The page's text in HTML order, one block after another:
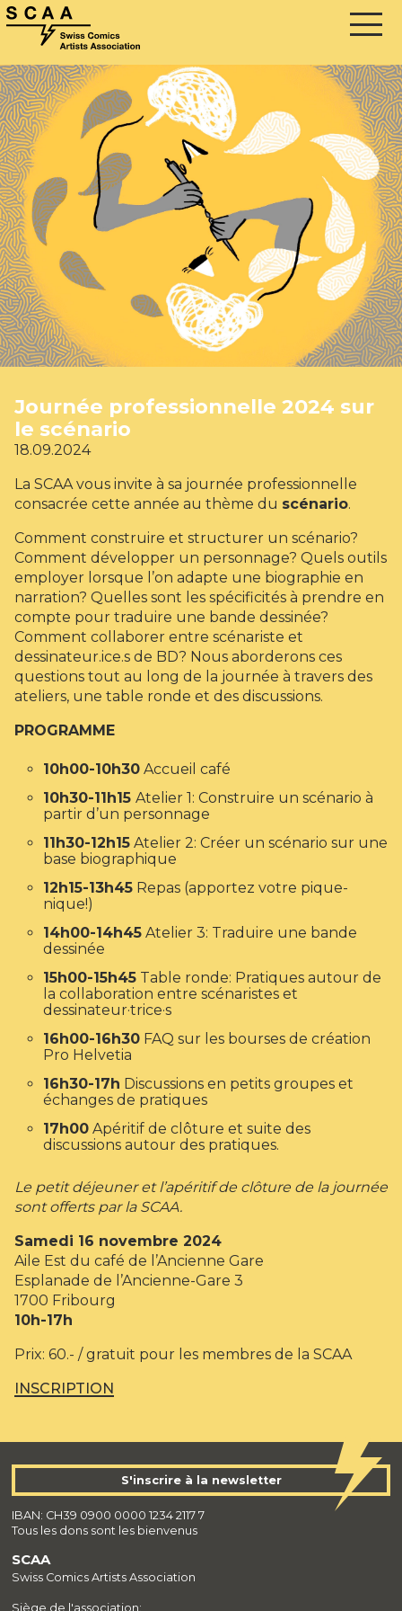
Journée professionnelle 2024 sur
le scénario
18.09.2024
La SCAA vous invite à sa journée professionnelle
consacrée cette année au thème du scénario.
Comment construire et structurer un scénario?
Comment développer un personnage? Quels outils
employer lorsque l’on adapte une biographie en
narration? Quelles sont les spécificités à prendre en
compte pour traduire une bande dessinée?
Comment collaborer entre scénariste et
dessinateur.ice.s de BD? Nous aborderons ces
questions tout au long de la journée à travers des
ateliers, une table ronde et des discussions.
PROGRAMME
10h00-10h30 Accueil café
10h30-11h15 Atelier 1: Construire un scénario à
partir d’un personnage
11h30-12h15 Atelier 2: Créer un scénario sur une
base biographique
12h15-13h45 Repas (apportez votre pique-
nique!)
14h00-14h45 Atelier 3: Traduire une bande
dessinée
15h00-15h45 Table ronde: Pratiques autour de
la collaboration entre scénaristes et
dessinateur·trice·s
16h00-16h30 FAQ sur les bourses de création
Pro Helvetia
16h30-17h Discussions en petits groupes et
échanges de pratiques
17h00 Apéritif de clôture et suite des
discussions autour des pratiques.
Le petit déjeuner et l’apéritif de clôture de la journée
sont offerts par la SCAA.
Samedi 16 novembre 2024
Aile Est du café de l’Ancienne Gare
Esplanade de l’Ancienne-Gare 3
1700 Fribourg
10h-17h
Prix: 60.- / gratuit pour les membres de la SCAA
INSCRIPTION
SCAA
Swiss Comics Artists Association
Siège de l'association:
S'inscrire à la newsletter
IBAN: CH39 0900 0000 1234 2117 7
Tous les dons sont les bienvenus